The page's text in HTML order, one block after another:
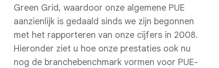
Green Grid, waardoor onze algemene PUE
aanzienlijk is gedaald sinds we zijn begonnen
met het rapporteren van onze cijfers in 2008.
Hieronder ziet u hoe onze prestaties ook nu
nog de branchebenchmark vormen voor PUE-